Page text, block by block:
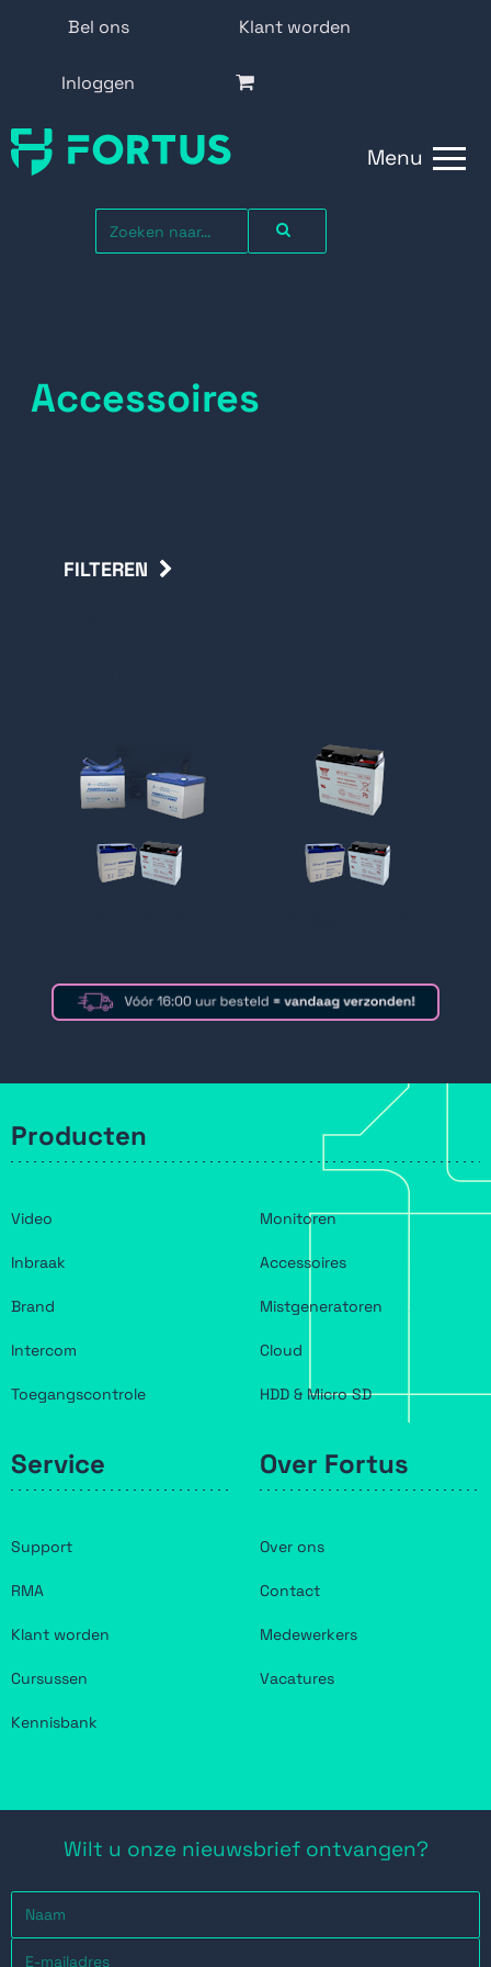
Bel ons Klant worden
Inloggen
Menu
Accessoires
FILTEREN
Producten
Video
Inbraak
Brand
Intercom
Toegangscontrole
Monitoren
Accessoires
Mistgeneratoren
Cloud
HDD & Micro SD
Service
Support
RMA
Klant worden
Cursussen
Kennisbank
Over Fortus
Over ons
Contact
Medewerkers
Vacatures
Wilt u onze nieuwsbrief ontvangen?